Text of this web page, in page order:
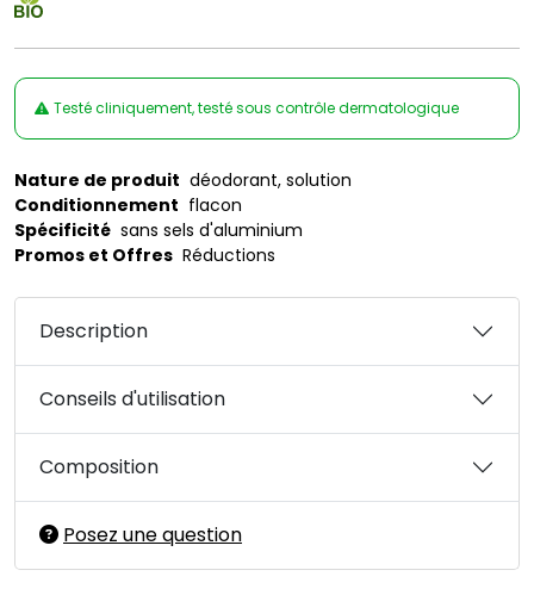
Testé cliniquement, testé sous contrôle dermatologique
Nature de produit déodorant, solution
Conditionnement flacon
Spécificité sans sels d'aluminium
Promos et Offres Réductions
Description
Conseils d'utilisation
Composition
Posez une question